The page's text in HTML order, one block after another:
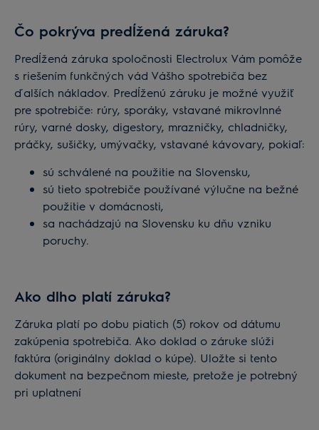
Čo pokrýva predĺžená záruka?
Predĺžená záruka spoločnosti Electrolux Vám pomôže
s riešením funkčných vád Vášho spotrebiča bez
ďalších nákladov. Predĺženú záruku je možné využiť
pre spotrebiče: rúry, sporáky, vstavané mikrovlnné
rúry, varné dosky, digestory, mrazničky, chladničky,
práčky, sušičky, umývačky, vstavané kávovary, pokiaľ:
sú schválené na použitie na Slovensku,
sú tieto spotrebiče používané výlučne na bežné
použitie v domácnosti,
sa nachádzajú na Slovensku ku dňu vzniku
poruchy.
Ako dlho platí záruka?
Záruka platí po dobu piatich (5) rokov od dátumu
zakúpenia spotrebiča. Ako doklad o záruke slúži
faktúra (originálny doklad o kúpe). Uložte si tento
dokument na bezpečnom mieste, pretože je potrebný
pri uplatnení